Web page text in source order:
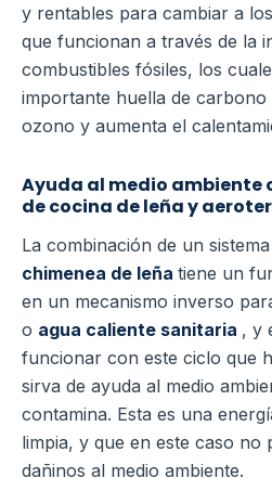
y rentables para cambiar a
que funcionan a través de la
combustibles fósiles, los
importante huella de carbono
ozono y aumenta el
Ayuda al medio ambiente
de cocina de leña y
La combinación de un
chimenea de leña tiene un
en un mecanismo inverso
o agua caliente sanitaria , y
funcionar con este ciclo que
sirva de ayuda al medio
contamina. Esta es una
limpia, y que en este caso no
dañinos al medio ambiente.